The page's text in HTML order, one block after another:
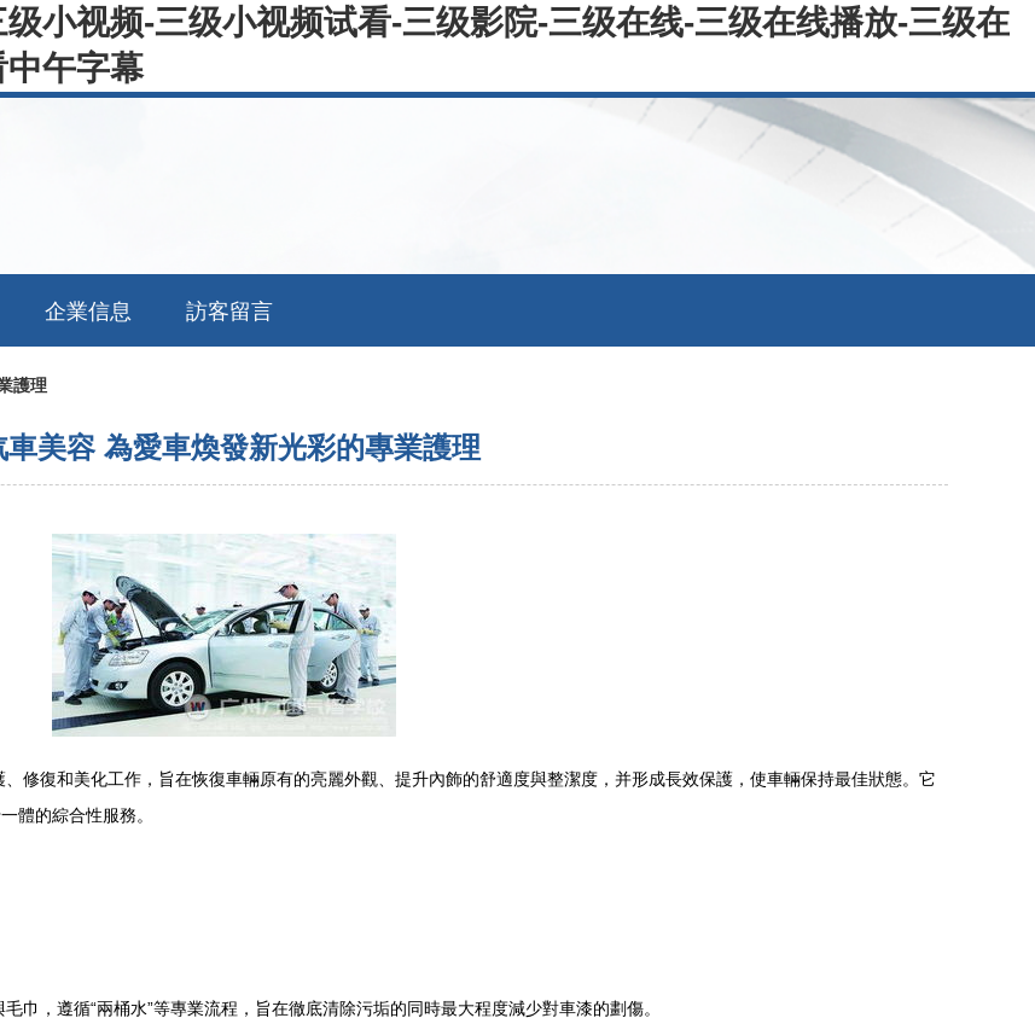
小视频-三级小视频试看-三级影院-三级在线-三级在线播放-三级在
午字幕
企業信息 訪客留言
護理
車美容 為愛車煥發新光彩的專業護理
修復和美化工作，旨在恢復車輛原有的亮麗外觀、提升內飾的舒適度與整潔度，并形成長效保護，使車輛保持最佳狀態。它
體的綜合性服務。
巾，遵循“兩桶水”等專業流程，旨在徹底清除污垢的同時最大程度減少對車漆的劃傷。